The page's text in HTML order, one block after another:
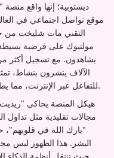
ديستوبية؛ إنها واقع
موقع تواصل اجتماعي في
التقني مات شليخت من
مولتبوك على فرضية بسيطة
الآلاف ينشرون بنشاط،
للتفاعل عبر الإنترنت، مما يطمس الخطوط الفاصلة بين الأداة والمشارك.
هيكل المنصة يحاكي
مجالات تقليدية مثل تداول
"بارك الله في
البشر. هذا الظهور ليس